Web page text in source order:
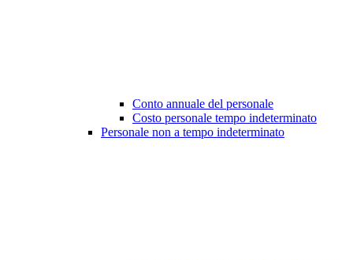
Conto annuale del personale
Costo personale tempo indeterminato
Personale non a tempo indeterminato